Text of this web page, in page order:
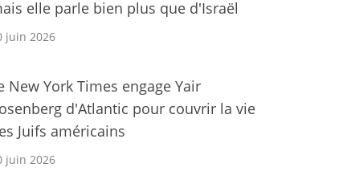
elle parle bien plus que d'Israël
juin 2026
New York Times engage Yair
d'Atlantic pour couvrir la vie
Juifs américains
juin 2026